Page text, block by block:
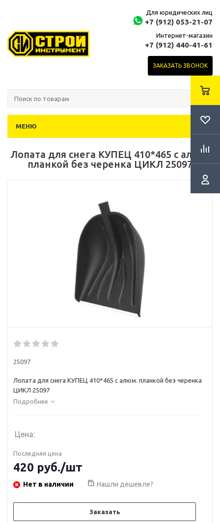
Для юридических лиц
+7 (912) 053-21-07
Интернет-магазин
+7 (912) 440-41-61
ЗАКАЗАТЬ ЗВОНОК
МЕНЮ
Лопата для снега КУПЕЦ 410*465 с алюм.
планкой без черенка ЦИКЛ 25097
25097
Лопата для снега КУПЕЦ 410*465 с алюм. планкой без черенка
ЦИКЛ 25097
Подробнее
Цена:
Последняя цена
420 руб./шт
Нет в наличии Нашли дешевле?
Заказать